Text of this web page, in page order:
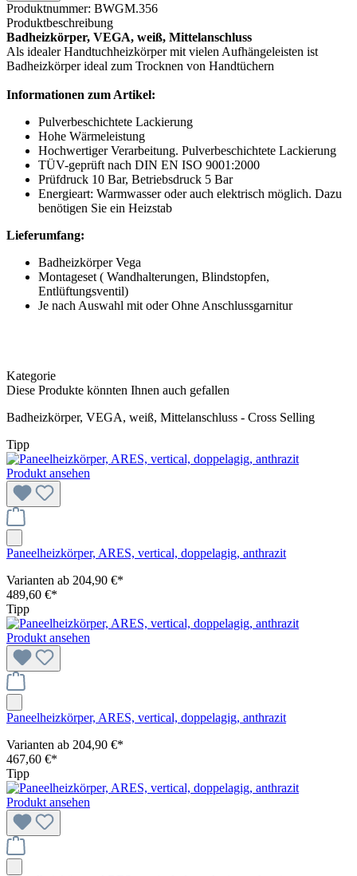
Produktnummer: BWGM.356
Produktbeschreibung
Badheizkörper, VEGA, weiß, Mittelanschluss
Als idealer Handtuchheizkörper mit vielen Aufhängeleisten ist
Badheizkörper ideal zum Trocknen von Handtüchern
Informationen zum Artikel:
Pulverbeschichtete Lackierung
Hohe Wärmeleistung
Hochwertiger Verarbeitung. Pulverbeschichtete Lackierung
TÜV-geprüft nach DIN EN ISO 9001:2000
Prüfdruck 10 Bar, Betriebsdruck 5 Bar
Energieart: Warmwasser oder auch elektrisch möglich. Dazu
benötigen Sie ein Heizstab
Lieferumfang:
Badheizkörper Vega
Montageset ( Wandhalterungen, Blindstopfen,
Entlüftungsventil)
Je nach Auswahl mit oder Ohne Anschlussgarnitur
Kategorie
Diese Produkte könnten Ihnen auch gefallen
Badheizkörper, VEGA, weiß, Mittelanschluss - Cross Selling
Tipp
Produkt ansehen
Paneelheizkörper, ARES, vertical, doppelagig, anthrazit
Varianten ab 204,90 €*
489,60 €*
Tipp
Produkt ansehen
Paneelheizkörper, ARES, vertical, doppelagig, anthrazit
Varianten ab 204,90 €*
467,60 €*
Tipp
Produkt ansehen